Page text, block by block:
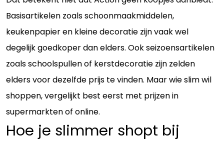
Basisartikelen zoals schoonmaakmiddelen,
keukenpapier en kleine decoratie zijn vaak wel
degelijk goedkoper dan elders. Ook seizoensartikelen
zoals schoolspullen of kerstdecoratie zijn zelden
elders voor dezelfde prijs te vinden. Maar wie slim wil
shoppen, vergelijkt best eerst met prijzen in
supermarkten of online.
Hoe je slimmer shopt bij